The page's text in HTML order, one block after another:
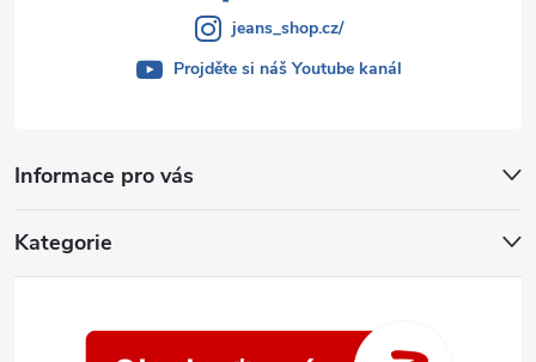
Informace pro vás
Kategorie
jeans_shop.cz/
Projděte si náš Youtube kanál